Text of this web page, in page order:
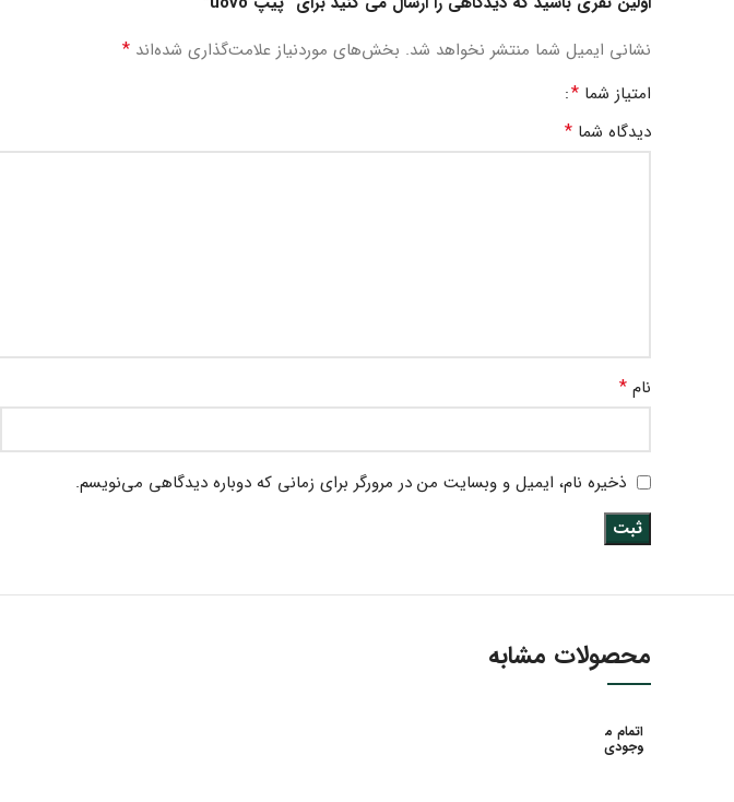
نشانی ایمیل شما منتشر نخواهد شد. بخش‌های موردنیاز علامت‌گذاری شده‌اند *
امتیاز شما *
دیدگاه شما *
نام *
ذخیره نام، ایمیل و وبسایت من در مرورگر برای زمانی که دوباره دیدگاهی می‌نویسم.
محصولات مشابه
اتمام م
وجودی